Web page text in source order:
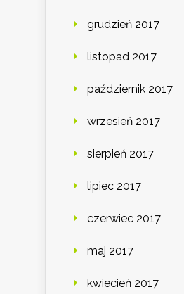
grudzień 2017
listopad 2017
październik 2017
wrzesień 2017
sierpień 2017
lipiec 2017
czerwiec 2017
maj 2017
kwiecień 2017